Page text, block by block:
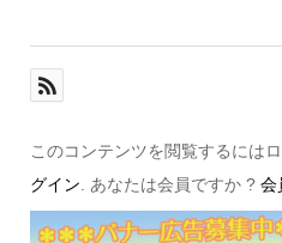
このコンテンツを閲覧するには
グイン . あなたは会員ですか ? 会